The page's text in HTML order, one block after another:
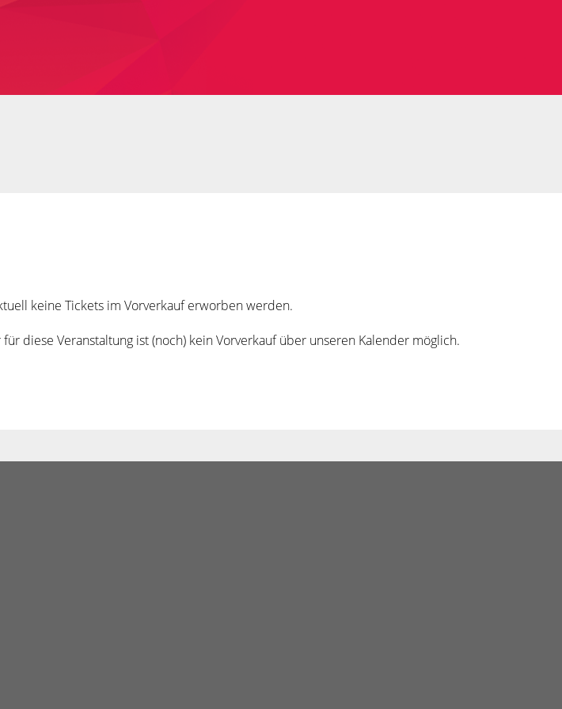
keine Tickets im Vorverkauf erworben werden.
diese Veranstaltung ist (noch) kein Vorverkauf über unseren Kalender möglich.